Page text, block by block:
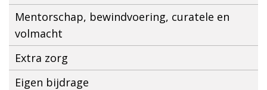
Mentorschap, bewindvoering, curatele en
volmacht
Extra zorg
Eigen bijdrage